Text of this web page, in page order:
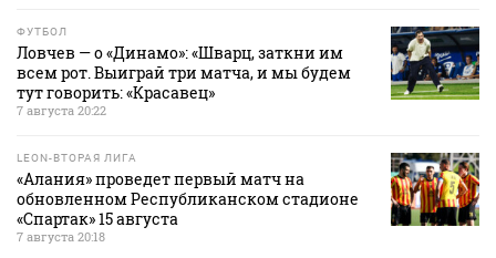
ФУТБОЛ
Ловчев — о «Динамо»: «Шварц, заткни им
всем рот. Выиграй три матча, и мы будем
тут говорить: «Красавец»
7 августа 20:22
LEON-ВТОРАЯ ЛИГА
«Алания» проведет первый матч на
обновленном Республиканском стадионе
«Спартак» 15 августа
7 августа 20:18